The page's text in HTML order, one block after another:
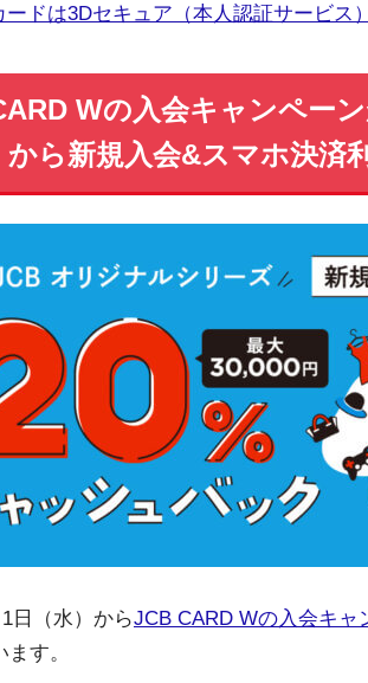
ードは3Dセキュア（本人認証サービス
Wの入会キャンペー
から新規入会&スマホ決
日（水）からJCB CARD Wの入会キャ
す。